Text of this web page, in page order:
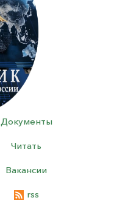
Документы
Читать
Вакансии
rss